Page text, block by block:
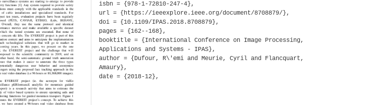
isbn = {978-1-72810-247-4},
url = {https://ieeexplore.ieee.org/document/8708879/},
doi = {10.1109/IPAS.2018.8708879},
pages = {162--168},
booktitle = {International Conference on Image Processing,
Applications and Systems - IPAS},
author = {Dufour, R\'emi and Meurie, Cyril and Flancquart,
Amaury},
date = {2018-12},